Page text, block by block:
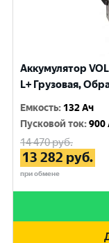
Аккумулятор
L+ Грузовая,
Емкость: 132 Ач
Пусковой ток:900
14 470руб.
13 282 руб.
при обмене